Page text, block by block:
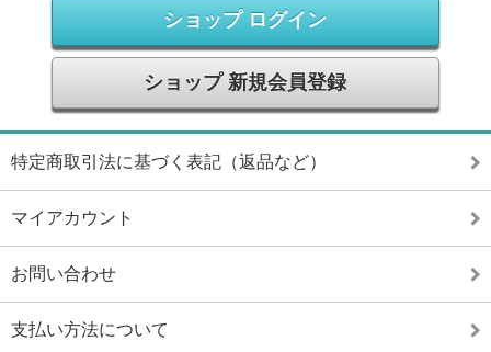
ショップ ログイン
ショップ 新規会員登録
特定商取引法に基づく表記（返品など）
マイアカウント
お問い合わせ
支払い方法について